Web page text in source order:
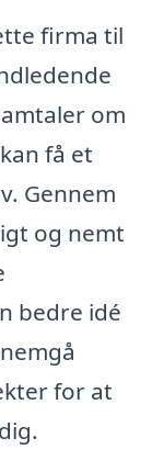
firma til
om
få et
Gennem
og nemt
bedre idé
for at